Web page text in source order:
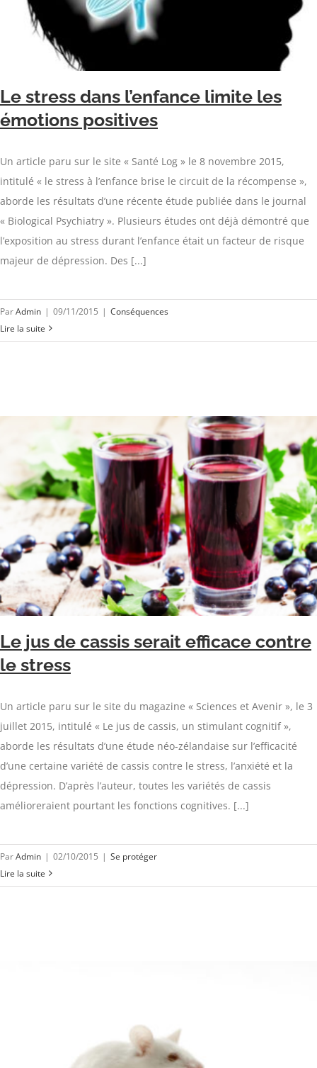
Le stress dans l’enfance limite les
émotions positives
Un article paru sur le site « Santé Log » le 8 novembre 2015,
intitulé « le stress à l’enfance brise le circuit de la récompense »,
aborde les résultats d’une récente étude publiée dans le journal
« Biological Psychiatry ». Plusieurs études ont déjà démontré que
l’exposition au stress durant l’enfance était un facteur de risque
majeur de dépression. Des [...]
ParAdmin | 09/11/2015 | Conséquences
Lire la suite
Le jus de cassis serait efficace contre
le stress
Un article paru sur le site du magazine « Sciences et Avenir », le 3
juillet 2015, intitulé « Le jus de cassis, un stimulant cognitif »,
aborde les résultats d’une étude néo-zélandaise sur l’efficacité
d’une certaine variété de cassis contre le stress, l’anxiété et la
dépression. D’après l’auteur, toutes les variétés de cassis
amélioreraient pourtant les fonctions cognitives. [...]
ParAdmin | 02/10/2015 | Se protéger
Lire la suite